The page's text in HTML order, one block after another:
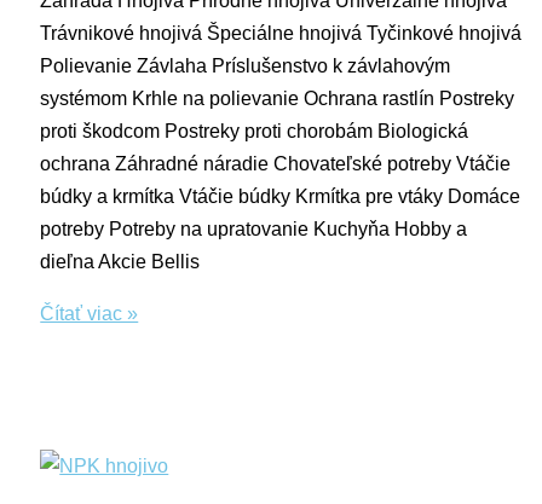
Trávnikové hnojivá Špeciálne hnojivá Tyčinkové hnojivá
Polievanie Závlaha Príslušenstvo k závlahovým
systémom Krhle na polievanie Ochrana rastlín Postreky
proti škodcom Postreky proti chorobám Biologická
ochrana Záhradné náradie Chovateľské potreby Vtáčie
búdky a krmítka Vtáčie búdky Krmítka pre vtáky Domáce
potreby Potreby na upratovanie Kuchyňa Hobby a
dieľna Akcie Bellis
Čítať viac »